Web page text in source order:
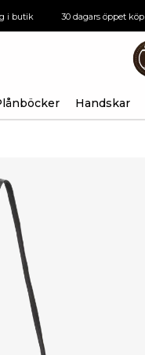
i butik 30 dagars öppet köp
Handskar